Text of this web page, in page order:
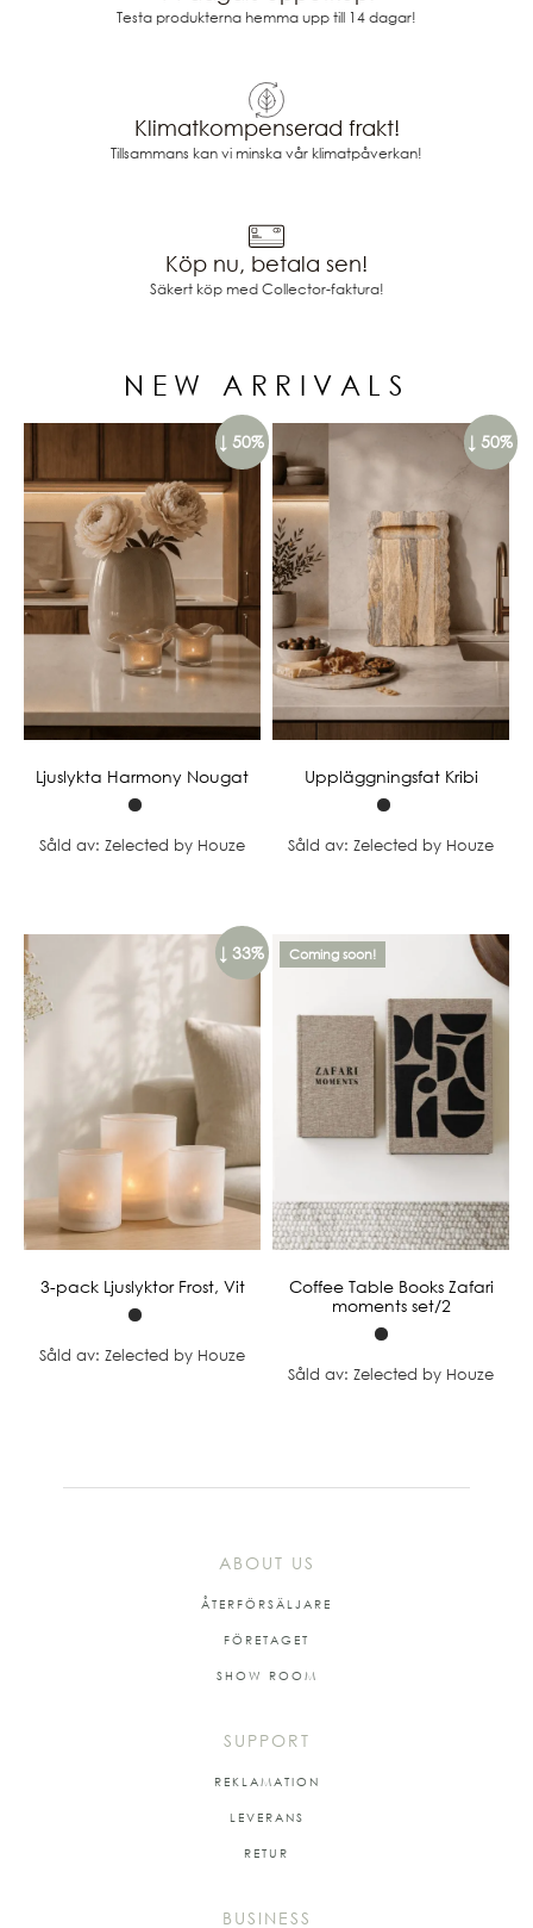
Testa produkterna hemma upp till 14 dagar!
Klimatkompenserad frakt!
Tillsammans kan vi minska vår klimatpåverkan!
Köp nu, betala sen!
Säkert köp med Collector-faktura!
NEW ARRIVALS
↓ 50%
Ljuslykta Harmony Nougat
Såld av: Zelected by Houze
↓ 50%
Uppläggningsfat Kribi
Såld av: Zelected by Houze
↓ 33%
3-pack Ljuslyktor Frost, Vit
Såld av: Zelected by Houze
Coming soon!
Coffee Table Books Zafari
moments set/2
Såld av: Zelected by Houze
ABOUT US
ÅTERFÖRSÄLJARE
FÖRETAGET
SHOW ROOM
SUPPORT
REKLAMATION
LEVERANS
RETUR
BUSINESS